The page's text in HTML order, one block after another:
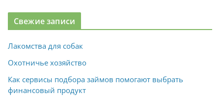
Свежие записи
Лакомства для собак
Охотничье хозяйство
Как сервисы подбора займов помогают выбрать
финансовый продукт